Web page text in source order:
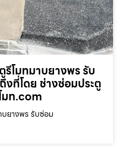
รีโมทมาบยางพร รับ
งที่โดย ช่างซ่อมประตู
มท.com
บยางพร รับซ่อม